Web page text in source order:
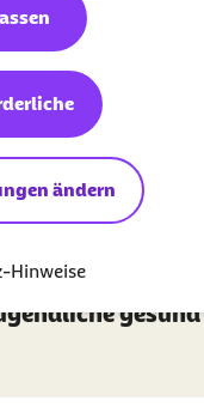
ändern
Hinweise